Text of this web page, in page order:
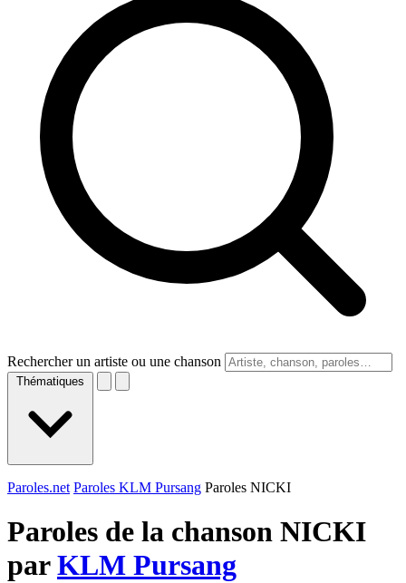
Rechercher un artiste ou une chanson
Thématiques
Paroles.net Paroles KLM Pursang Paroles NICKI
Paroles de la chanson NICKI
parKLM Pursang